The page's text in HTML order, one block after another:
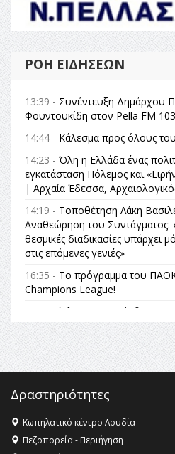
ΡΟΉ ΕΙΔΉΣΕΩΝ
13:39 - Συνέντευξη Δημάρχου
Φουντουκίδη στον Pella FM
14:44 - Κάλεσμα προς όλους
14:23 - Όλη η Ελλάδα ένας
εγκατάσταση Πόλεμος και
| Αρχαία Έδεσσα,
14:19 - Τοποθέτηση Λάκη
Αναθεώρηση του Συντάγματος:
θεσμικές διαδικασίες υπάρχει
στις επόμενες γενιές»
16:35 - Το πρόγραμμα του
Champions League!
Όλυμπος: Εντάχθηκε
Κληρονομιάς της UNESCO –
Όλυμπος αναγνωρίστηκε ως
αγαθό εξέχουσας οικουμενικής
ανθρωπότητα
16:18 -ΕΝΟΡΙΑΚΕΣ
ΣΤΗΝ ΕΔΕΣΣΑ
16:15 -Εργασίες συντήρησης
Οδό Σίνδου από την Περιφέρεια
Δραστηριότητες
Κωπηλατικό κέντρο Λουδία
Πεζοπορεία - Περιήγηση